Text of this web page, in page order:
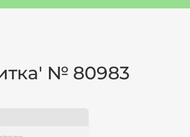
№ 80983